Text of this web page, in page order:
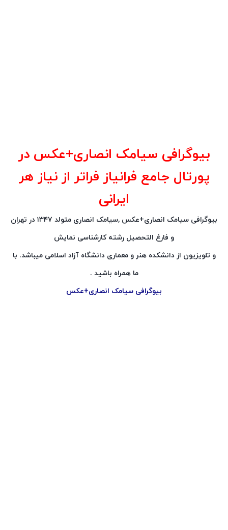
بیوگرافی سیامک انصاری+عکس در
پورتال جامع فرانیاز فراتر از نیاز هر
ایرانی
بیوگرافی سیامک انصاری+عکس ,سیامک انصاری متولد ۱۳۴۷ در تهران
و فارغ التحصیل رشته کارشناسی نمایش
و تلویزیون از دانشکده هنر و معماری دانشگاه آزاد اسلامی میباشد. با
ما همراه باشید .
بیوگرافی سیامک انصاری+عکس